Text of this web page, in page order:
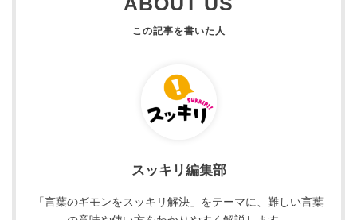
スッキリ編集部
「言葉のギモンをスッキリ解決」をテーマに、難しい言葉